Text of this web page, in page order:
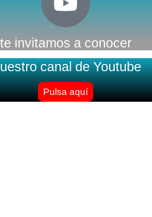
te invitamos a conocer
canal de Youtube
Pulsa aquí